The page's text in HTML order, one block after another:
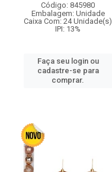
Código: 845980
Embalagem: Unidade
Caixa Com: 24 Unidade(s)
IPI: 13%
Faça seu login ou
cadastre-se para
comprar.